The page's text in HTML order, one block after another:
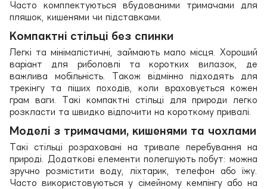
Часто комплектуються вбудованими тримачами для
пляшок, кишенями чи підставками.
Компактні стільці без спинки
Легкі та мінімалістичні, займають мало місця. Хороший
варіант для риболовлі та коротких вилазок, де
важлива мобільність. Також відмінно підходять для
трекінгу та піших походів, коли враховується кожен
грам ваги. Такі компактні стільці для природи легко
розкласти та швидко відпочити на короткому привалі.
Моделі з тримачами, кишенями та чохлами
Такі стільці розраховані на тривале перебування на
природі. Додаткові елементи полегшують побут: можна
зручно розмістити воду, ліхтарик, телефон або їжу.
Часто використовуються у сімейному кемпінгу або на